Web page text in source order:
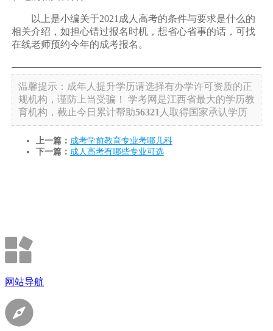
以上是小编关于2021成人高考的条件与要求是什么的
相关介绍，如担心错过报名时机，想省心省事的话，可找
在线老师预约今年的成考报名。
温馨提示：成年人提升学历请选择有办学许可资质的正
规机构，谨防上当受骗！
学考网是江西省最大的学历教
育机构，截止今日累计帮助56321 人取得国家承认学历
上一篇： 成考学前教育专业考哪几科
下一篇： 成人高考有哪些专业可选
网站导航